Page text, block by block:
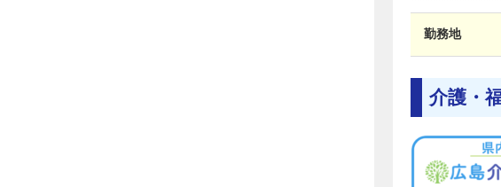
勤務地
介護・